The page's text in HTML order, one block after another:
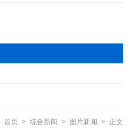
首页 > 综合新闻 > 图片新闻 > 正文